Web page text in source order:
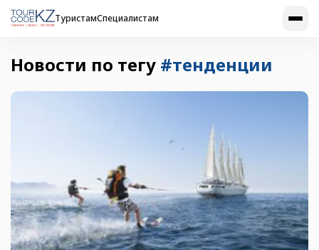
ТуристамСпециалистам
Новости по тегу #тенденции